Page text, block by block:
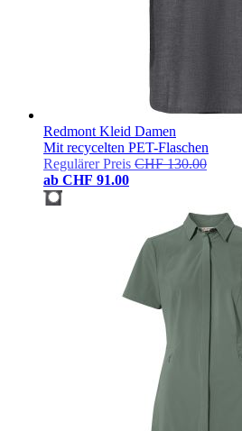
Redmont Kleid Damen
Mit recycelten PET-Flaschen
Regulärer Preis CHF 130.00
ab CHF 91.00